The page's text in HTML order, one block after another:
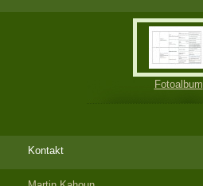
Fotoalbum
Kontakt